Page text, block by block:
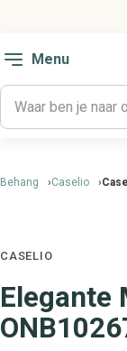
Menu
Behang Caselio
CASELIO
Elegante